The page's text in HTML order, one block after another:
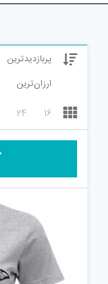
پربازدیدترین
ارزان‌ترین
16
24